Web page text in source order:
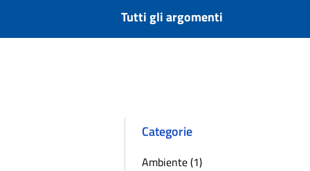
Tutti gli argomenti
Categorie
Ambiente (1)